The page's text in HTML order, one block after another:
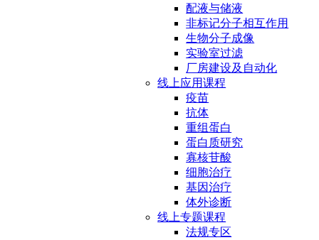
配液与储液
非标记分子相互作用
生物分子成像
实验室过滤
厂房建设及自动化
线上应用课程
疫苗
抗体
重组蛋白
蛋白质研究
寡核苷酸
细胞治疗
基因治疗
体外诊断
线上专题课程
法规专区